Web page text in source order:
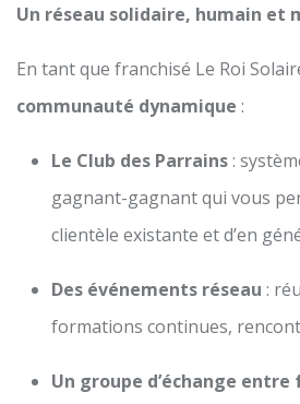
Un réseau solidaire, humain et
En tant que franchisé Le Roi
communauté dynamique :
Le Club des Parrains:
gagnant-gagnant qui vous
clientèle existante et d’en
Des événements réseau :
formations continues,
Un groupe d’échange entre